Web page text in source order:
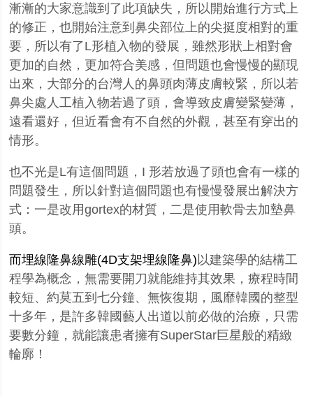
漸漸的大家意識到了此項缺失，所以開始進行方式上
的修正，也開始注意到鼻尖部位上的尖挺度相對的重
要，所以有了L形植入物的發展，雖然形狀上相對會
更加的自然，更加符合美感，但問題也會慢慢的顯現
出來，大部分的台灣人的鼻頭肉薄皮膚較緊，所以若
鼻尖處人工植入物若過了頭，會導致皮膚變緊變薄，
遠看還好，但近看會有不自然的外觀，甚至有穿出的
情形。
也不光是L有這個問題， I 形若放過了頭也會有一樣的
問題發生，所以針對這個問題也有慢慢發展出解決方
式：一是改用gortex的材質，二是使用軟骨去加墊鼻
頭。
而埋線隆鼻線雕(4D支架埋線隆鼻) 以建築學的結構工
程學為概念，無需要開刀就能維持其效果，療程時間
較短、約莫五到七分鐘、無恢復期，風靡韓國的整型
十多年，是許多韓國藝人出道 以前必做的治療，只需
要數分鐘，就能讓患者擁有SuperStar巨星般的精緻
輪廓！